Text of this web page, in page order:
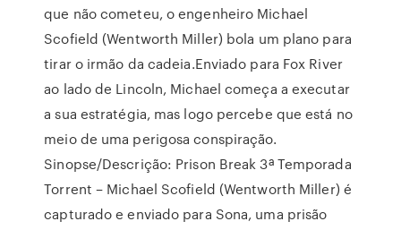
que não cometeu, o engenheiro Michael
Scofield (Wentworth Miller) bola um plano para
tirar o irmão da cadeia.Enviado para Fox River
ao lado de Lincoln, Michael começa a executar
a sua estratégia, mas logo percebe que está no
meio de uma perigosa conspiração.
Sinopse/Descrição: Prison Break 3ª Temporada
Torrent – Michael Scofield (Wentworth Miller) é
capturado e enviado para Sona, uma prisão